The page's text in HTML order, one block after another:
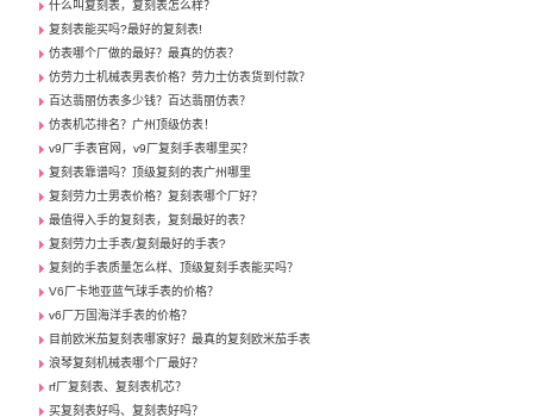
什么叫复刻表，复刻表怎么样？
复刻表能买吗?最好的复刻表!
仿表哪个厂做的最好？最真的仿表？
仿劳力士机械表男表价格？劳力士仿表货到付款？
百达翡丽仿表多少钱？百达翡丽仿表？
仿表机芯排名？广州顶级仿表！
v9厂手表官网，v9厂复刻手表哪里买？
复刻表靠谱吗？顶级复刻的表广州哪里
复刻劳力士男表价格？复刻表哪个厂好？
最值得入手的复刻表，复刻最好的表？
复刻劳力士手表/复刻最好的手表?
复刻的手表质量怎么样、顶级复刻手表能买吗？
V6厂卡地亚蓝气球手表的价格？
v6厂万国海洋手表的价格？
目前欧米茄复刻表哪家好？最真的复刻欧米茄手表
浪琴复刻机械表哪个厂最好？
rf厂复刻表、复刻表机芯？
买复刻表好吗、复刻表好吗？